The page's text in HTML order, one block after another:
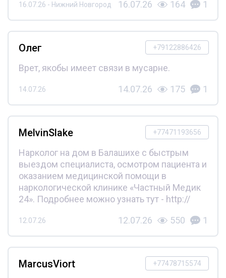
16.07.26 - Нижний Новгород 16.07.26 164 1
+79122886426
Олег
Врет, якобы имеет связи в мусарне.
14.07.26 14.07.26 175 1
+77471193656
MelvinSlake
Нарколог на дом в Балашихе с быстрым
выездом специалиста, осмотром пациента и
оказанием медицинской помощи в
наркологической клинике «Частный Медик
24». Подробнее можно узнать тут - http://
12.07.26 12.07.26 550 1
+77478715574
MarcusViort